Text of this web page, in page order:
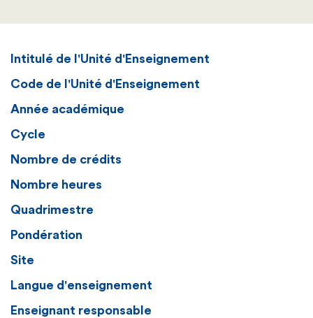
Intitulé de l'Unité d'Enseignement
Code de l'Unité d'Enseignement
Année académique
Cycle
Nombre de crédits
Nombre heures
Quadrimestre
Pondération
Site
Langue d'enseignement
Enseignant responsable